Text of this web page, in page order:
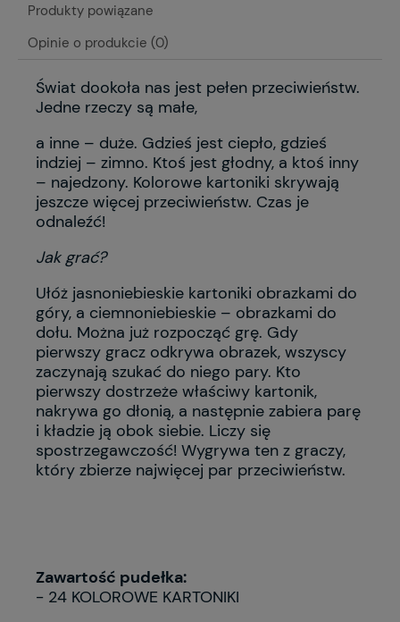
Produkty powiązane
Opinie o produkcie (0)
Świat dookoła nas jest pełen przeciwieństw.
Jedne rzeczy są małe,
a inne – duże. Gdzieś jest ciepło, gdzieś
indziej – zimno. Ktoś jest głodny, a ktoś inny
– najedzony. Kolorowe kartoniki skrywają
jeszcze więcej przeciwieństw. Czas je
odnaleźć!
Jak grać?
Ułóż jasnoniebieskie kartoniki obrazkami do
góry, a ciemnoniebieskie – obrazkami do
dołu. Można już rozpocząć grę. Gdy
pierwszy gracz odkrywa obrazek, wszyscy
zaczynają szukać do niego pary. Kto
pierwszy dostrzeże właściwy kartonik,
nakrywa go dłonią, a następnie zabiera parę
i kładzie ją obok siebie. Liczy się
spostrzegawczość! Wygrywa ten z graczy,
który zbierze najwięcej par przeciwieństw.
Zawartość pudełka:
- 24 KOLOROWE KARTONIKI